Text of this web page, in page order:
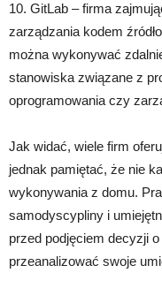
10. GitLab – firma
zarządzania kodem
można wykonywać
stanowiska związane z
oprogramowania czy
Jak widać, wiele firm
jednak pamiętać, że nie
wykonywania z domu.
samodyscypliny i
przed podjęciem decyzji
przeanalizować swoje